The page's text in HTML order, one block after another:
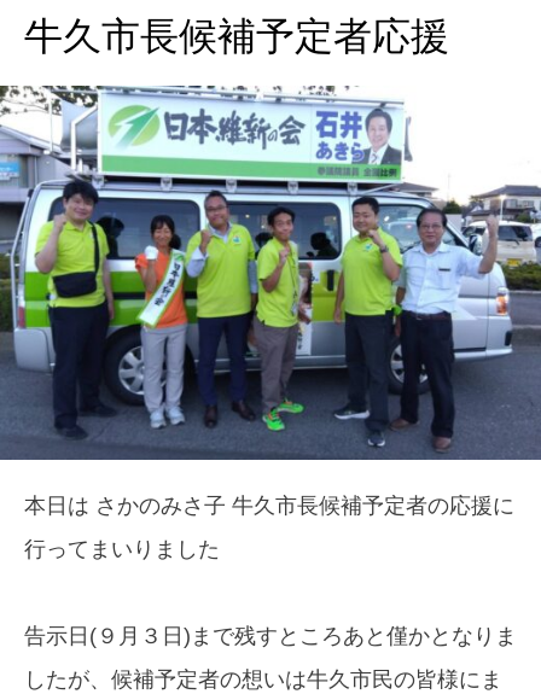
牛久市長候補予定者応援
本日は さかのみさ子 牛久市長候補予定者の応援に
行ってまいりました
告示日(９月３日)まで残すところあと僅かとなりま
したが、候補予定者の想いは牛久市民の皆様にま